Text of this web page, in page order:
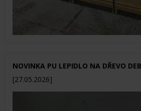
NOVINKA PU LEPIDLO NA DŘEVO
[27.05.2026]